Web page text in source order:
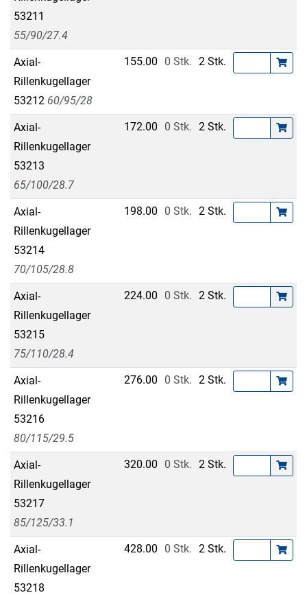
53211
55/90/27.4
Axial-
Rillenkugellager
53212 60/95/28
155.00 0 Stk. 2 Stk.
Axial-
Rillenkugellager
53213
65/100/28.7
172.00 0 Stk. 2 Stk.
Axial-
Rillenkugellager
53214
70/105/28.8
198.00 0 Stk. 2 Stk.
Axial-
Rillenkugellager
53215
75/110/28.4
224.00 0 Stk. 2 Stk.
Axial-
Rillenkugellager
53216
80/115/29.5
276.00 0 Stk. 2 Stk.
Axial-
Rillenkugellager
53217
85/125/33.1
320.00 0 Stk. 2 Stk.
Axial-
Rillenkugellager
53218
428.00 0 Stk. 2 Stk.